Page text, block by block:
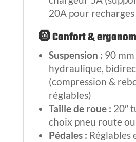
20A pour
🛞 Confort &
Suspension : 90 mm
hydraulique,
(compression &
réglables)
Taille de roue : 20″
choix pneu route
Pédales : Réglables